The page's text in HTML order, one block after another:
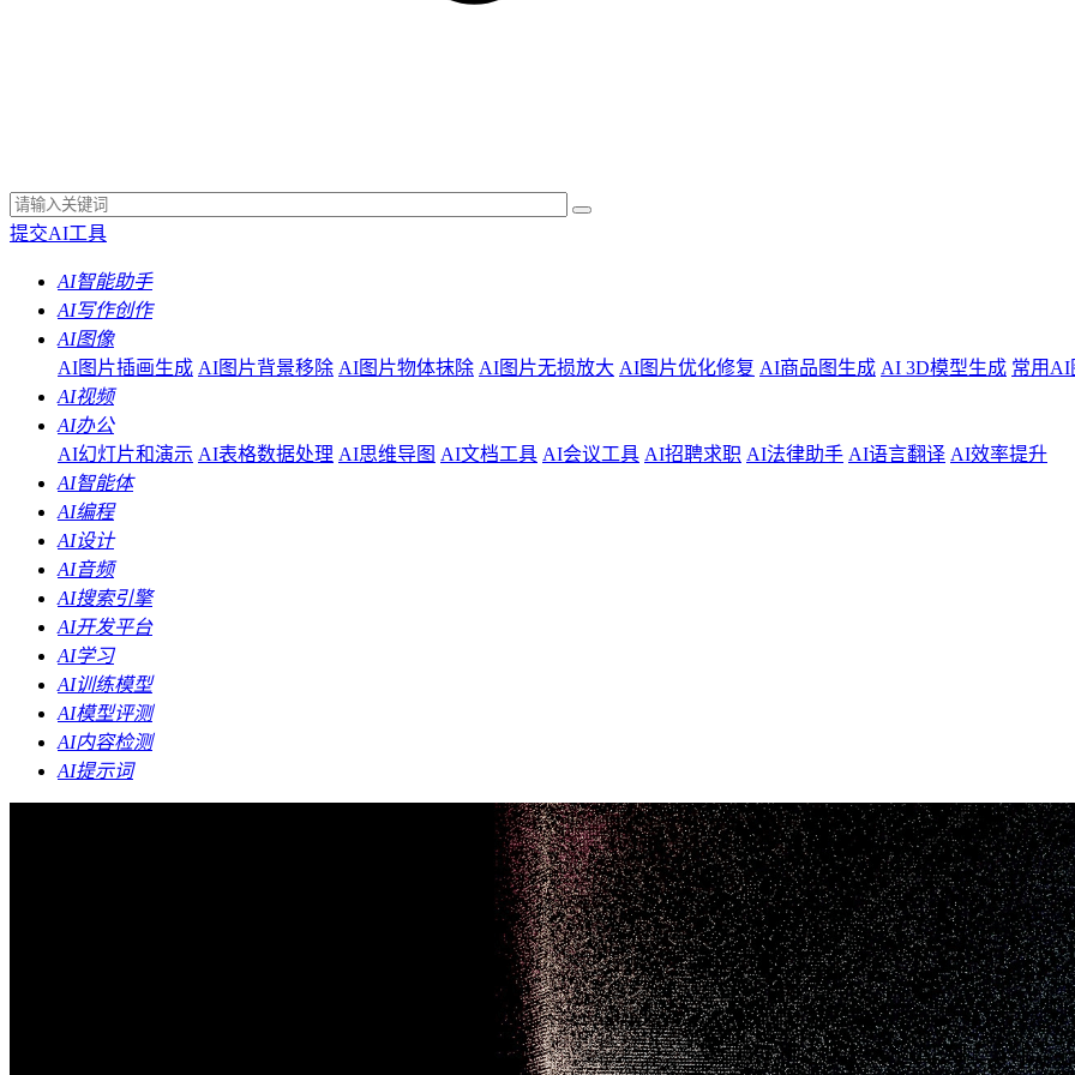
提交AI工具
AI智能助手
AI写作创作
AI图像
AI图片插画生成 AI图片背景移除 AI图片物体抹除 AI图片无损放大 AI图片优化修复 AI商品图生成 AI 3D模型生成 常用AI
AI视频
AI办公
AI幻灯片和演示 AI表格数据处理 AI思维导图 AI文档工具 AI会议工具 AI招聘求职 AI法律助手 AI语言翻译 AI效率提升
AI智能体
AI编程
AI设计
AI音频
AI搜索引擎
AI开发平台
AI学习
AI训练模型
AI模型评测
AI内容检测
AI提示词